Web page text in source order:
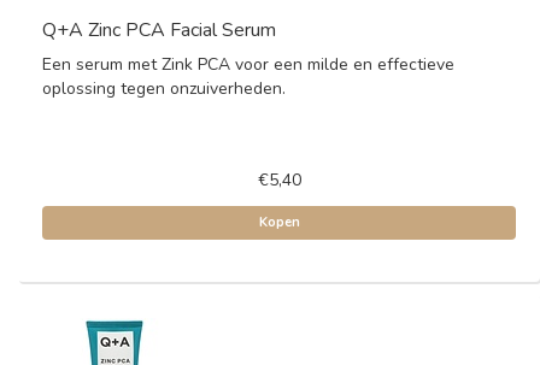
Q+A Zinc PCA Facial Serum
Een serum met Zink PCA voor een milde en effectieve
oplossing tegen onzuiverheden.
€5,40
Kopen